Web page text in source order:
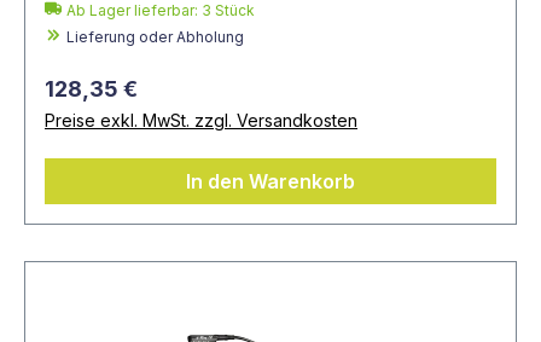
Ab Lager lieferbar: 3 Stück
Lieferung oder Abholung
128,35 €
Preise exkl. MwSt. zzgl. Versandkosten
In den Warenkorb